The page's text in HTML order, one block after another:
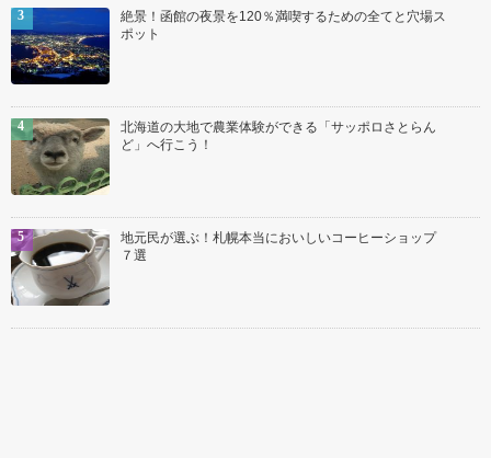
絶景！函館の夜景を120％満喫するための全てと穴場ス
ポット
北海道の大地で農業体験ができる「サッポロさとらん
ど」へ行こう！
地元民が選ぶ！札幌本当においしいコーヒーショップ
７選